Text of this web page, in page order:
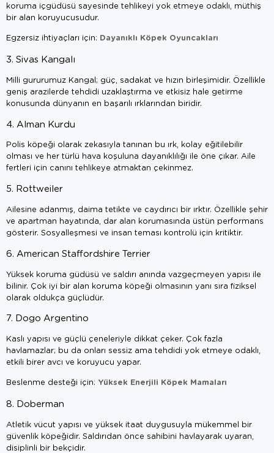
koruma içgüdüsü sayesinde tehlikeyi yok etmeye odaklı, müthiş
bir alan koruyucusudur.
Egzersiz ihtiyaçları için: Dayanıklı Köpek Oyuncakları
3. Sivas Kangalı
Milli gururumuz Kangal; güç, sadakat ve hızın birleşimidir. Özellikle
geniş arazilerde tehdidi uzaklaştırma ve etkisiz hale getirme
konusunda dünyanın en başarılı ırklarından biridir.
4. Alman Kurdu
Polis köpeği olarak zekasıyla tanınan bu ırk, kolay eğitilebilir
olması ve her türlü hava koşuluna dayanıklılığı ile öne çıkar. Aile
fertleri için canını tehlikeye atmaktan çekinmez.
5. Rottweiler
Ailesine adanmış, daima tetikte ve caydırıcı bir ırktır. Özellikle şehir
ve apartman hayatında, dar alan korumasında üstün performans
gösterir. Sosyalleşmesi ve insan teması kontrolü için kritiktir.
6. American Staffordshire Terrier
Yüksek koruma güdüsü ve saldırı anında vazgeçmeyen yapısı ile
bilinir. Çok iyi bir alan koruma köpeği olmasının yanı sıra fiziksel
olarak oldukça güçlüdür.
7. Dogo Argentino
Kaslı yapısı ve güçlü çeneleriyle dikkat çeker. Çok fazla
havlamazlar; bu da onları sessiz ama tehdidi yok etmeye odaklı,
etkili birer avcı ve koruyucu yapar.
Beslenme desteği için: Yüksek Enerjili Köpek Mamaları
8. Doberman
Atletik vücut yapısı ve yüksek itaat duygusuyla mükemmel bir
güvenlik köpeğidir. Saldırıdan önce sahibini havlayarak uyaran,
disiplinli bir bekçidir.